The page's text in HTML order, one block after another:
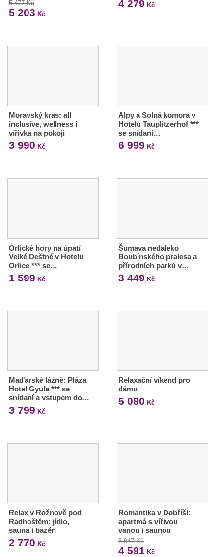
5 477 Kč
5 203 Kč
4 279 Kč
Moravský kras: all
inclusive, wellness i
vířivka na pokoji
3 990 Kč
Alpy a Solná komora v
Hotelu Tauplitzerhof ***
se snídaní…
6 999 Kč
Orlické hory na úpatí
Velké Deštné v Hotelu
Orlice *** se…
1 599 Kč
Šumava nedaleko
Boubínského pralesa a
přírodních parků v…
3 449 Kč
Maďarské lázně: Pláza
Hotel Gyula *** se
snídaní a vstupem do…
3 799 Kč
Relaxační víkend pro
dámu
5 080 Kč
Relax v Rožnově pod
Radhoštěm: jídlo,
sauna i bazén
2 770 Kč
Romantika v Dobříši:
apartmá s vířivou
vanou i saunou
5 947 Kč
4 591 Kč